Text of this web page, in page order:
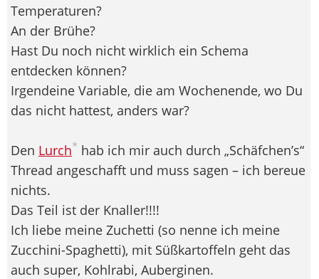
Temperaturen?
An der Brühe?
Hast Du noch nicht wirklich ein Schema
entdecken können?
Irgendeine Variable, die am Wochenende, wo Du
das nicht hattest, anders war?
Den Lurch* hab ich mir auch durch „Schäfchen’s“
Thread angeschafft und muss sagen – ich bereue
nichts.
Das Teil ist der Knaller!!!!
Ich liebe meine Zuchetti (so nenne ich meine
Zucchini-Spaghetti), mit Süßkartoffeln geht das
auch super, Kohlrabi, Auberginen.